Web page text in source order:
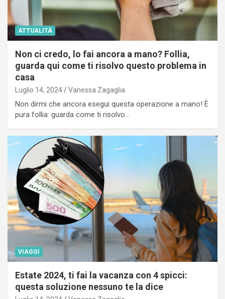
ATTUALITÀ
Non ci credo, lo fai ancora a mano? Follia,
guarda qui come ti risolvo questo problema in
casa
Luglio 14, 2024 Vanessa Zagaglia
Non dirmi che ancora esegui questa operazione a mano! È
pura follia: guarda come ti risolvo…
VIAGGI
Estate 2024, ti fai la vacanza con 4 spicci:
questa soluzione nessuno te la dice